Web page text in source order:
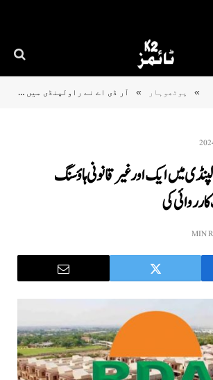
» پوٹھوہار » آر ڈی اے نے راولپنڈی میں ایک اور غیر قانونی ہاؤسنگ سوسائٹی کے خلاف کارروائی کی
میں ایک اور غیر قانونی ہاؤسنگ
کی